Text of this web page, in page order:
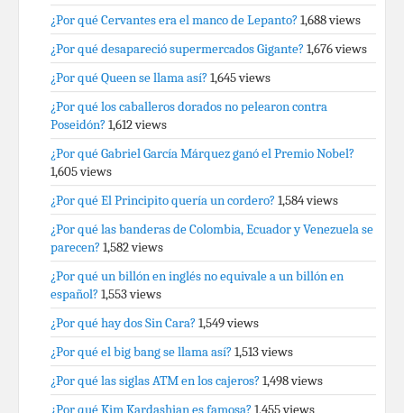
¿Por qué Cervantes era el manco de Lepanto? 1,688 views
¿Por qué desapareció supermercados Gigante? 1,676 views
¿Por qué Queen se llama así? 1,645 views
¿Por qué los caballeros dorados no pelearon contra
Poseidón? 1,612 views
¿Por qué Gabriel García Márquez ganó el Premio Nobel?
1,605 views
¿Por qué El Principito quería un cordero? 1,584 views
¿Por qué las banderas de Colombia, Ecuador y Venezuela se
parecen? 1,582 views
¿Por qué un billón en inglés no equivale a un billón en
español? 1,553 views
¿Por qué hay dos Sin Cara? 1,549 views
¿Por qué el big bang se llama así? 1,513 views
¿Por qué las siglas ATM en los cajeros? 1,498 views
¿Por qué Kim Kardashian es famosa? 1,455 views